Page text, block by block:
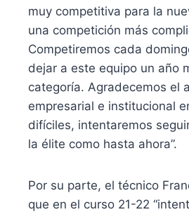
muy competitiva para la
una competición más
Competiremos cada
dejar a este equipo un año
categoría. Agradecemos el
empresarial e institucional
difíciles, intentaremos
la élite como hasta ahora”.
Por su parte, el técnico
que en el curso 21-22